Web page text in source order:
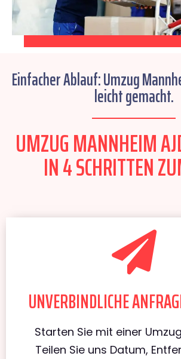
Einfacher Ablauf: Umzug
leicht gemacht.
UMZUG MANNHEIM
IN 4 SCHRITTEN
UNVERBINDLICHE
Starten Sie mit einer
Teilen Sie uns Datum,